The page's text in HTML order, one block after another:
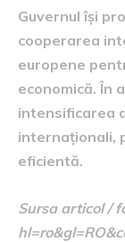
Guvernul își
cooperarea
europene
economică. În
intensificarea
internaționali,
eficientă.
Sursa articol /